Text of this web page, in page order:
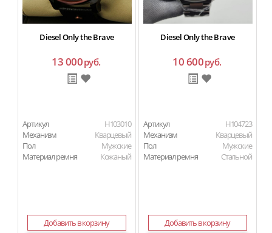
Diesel Only the Brave
13 000руб.
Артикул
H103010
Механизм
Кварцевый
Пол
Мужские
Материал ремня
Кожаный
Добавить в корзину
Diesel Only the Brave
10 600руб.
Артикул
H104723
Механизм
Кварцевый
Пол
Мужские
Материал ремня
Стальной
Добавить в корзину